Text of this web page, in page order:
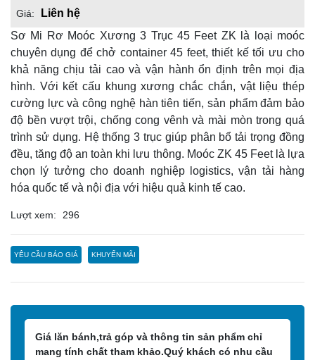
Giá:
Liên hệ
Sơ Mi Rơ Moóc Xương 3 Trục 45 Feet ZK là loại moóc
chuyên dụng để chở container 45 feet, thiết kế tối ưu cho
khả năng chịu tải cao và vận hành ổn định trên mọi địa
hình. Với kết cấu khung xương chắc chắn, vật liệu thép
cường lực và công nghệ hàn tiên tiến, sản phẩm đảm bảo
độ bền vượt trội, chống cong vênh và mài mòn trong quá
trình sử dụng. Hệ thống 3 trục giúp phân bổ tải trọng đồng
đều, tăng độ an toàn khi lưu thông. Moóc ZK 45 Feet là lựa
chọn lý tưởng cho doanh nghiệp logistics, vận tải hàng
hóa quốc tế và nội địa với hiệu quả kinh tế cao.
Lượt xem: 296
YÊU CẦU BÁO GIÁ KHUYẾN MÃI
Giá lăn bánh,trả góp và thông tin sản phẩm chỉ
mang tính chất tham khảo.Quý khách có nhu cầu